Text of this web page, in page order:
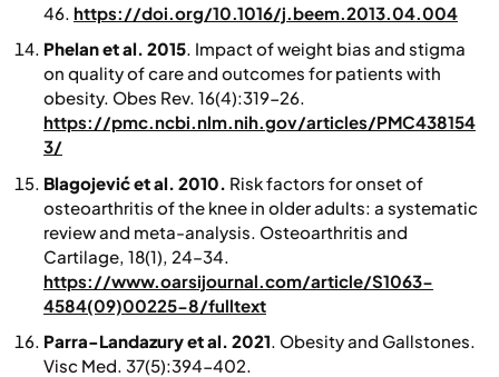
46. https://doi.org/10.1016/j.beem.2013.04.004
Phelan et al. 2015. Impact of weight bias and stigma
on quality of care and outcomes for patients with
obesity. Obes Rev. 16(4):319-26.
https://pmc.ncbi.nlm.nih.gov/articles/PMC438154
3/
Blagojević et al. 2010. Risk factors for onset of
osteoarthritis of the knee in older adults: a systematic
review and meta-analysis. Osteoarthritis and
Cartilage, 18(1), 24–34.
https://www.oarsijournal.com/article/S1063-
4584(09)00225-8/fulltext
Parra-Landazury et al. 2021. Obesity and Gallstones.
Visc Med. 37(5):394-402.